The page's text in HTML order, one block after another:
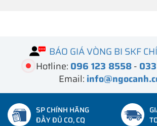
BÁO GIÁ VÒNG BI SKF
Hotline: 096 123 8558-
Email:
SP CHÍNH HÃNG
ĐẦY ĐỦ CO, CQ